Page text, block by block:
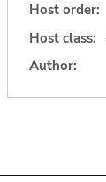
Host order:
Host class:
Author: